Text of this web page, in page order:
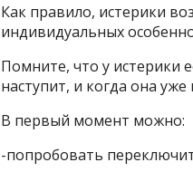
Как правило, истерики
индивидуальных
Помните, что у истерики
наступит, и когда она уже
В первый момент можно:
-попробовать